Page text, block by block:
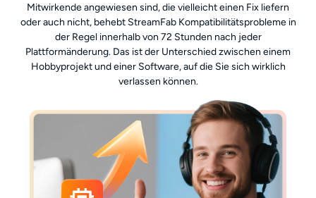
Mitwirkende angewiesen sind, die vielleicht einen Fix liefern
oder auch nicht, behebt StreamFab Kompatibilitätsprobleme in
der Regel innerhalb von 72 Stunden nach jeder
Plattformänderung. Das ist der Unterschied zwischen einem
Hobbyprojekt und einer Software, auf die Sie sich wirklich
verlassen können.